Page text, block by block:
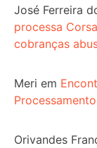
José Ferreira
processa
cobranças
Meri em
Orivandes